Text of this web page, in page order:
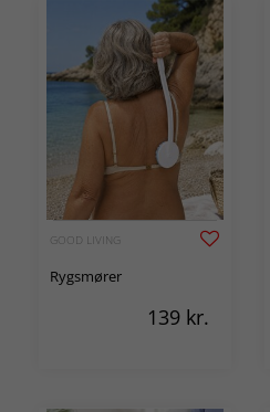
GOOD LIVING
Rygsmører
139 kr.